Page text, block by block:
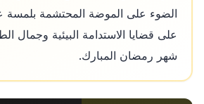
الضوء على الموضة المحتشمة بلمسة
على قضايا الاستدامة البيئية وجمال
شهر رمضان المبارك.